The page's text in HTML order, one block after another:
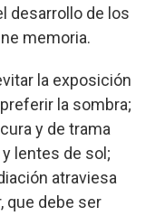
desarrollo de los
memoria.
la exposición
la sombra;
y de trama
lentes de sol;
atraviesa
que debe ser